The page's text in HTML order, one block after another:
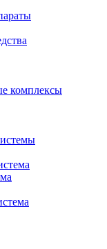
комплексы